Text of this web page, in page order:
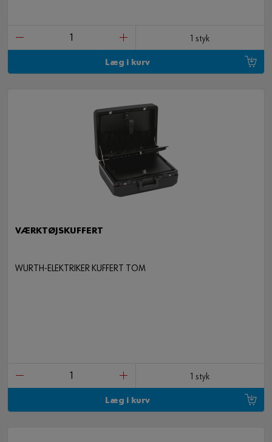
1 styk
Læg i kurv
VÆRKTØJSKUFFERT
WURTH-ELEKTRIKER KUFFERT TOM
1 styk
Læg i kurv